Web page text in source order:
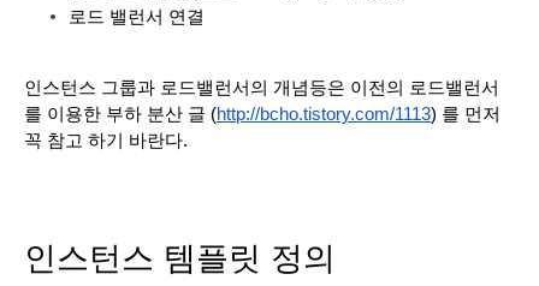
로드 밸런서 연결
인스턴스 그룹과 로드밸런서의 개념등은 이전의 로드밸런서
를 이용한 부하 분산 글 (http://bcho.tistory.com/1113) 를 먼저
꼭 참고 하기 바란다.
인스턴스 템플릿 정의